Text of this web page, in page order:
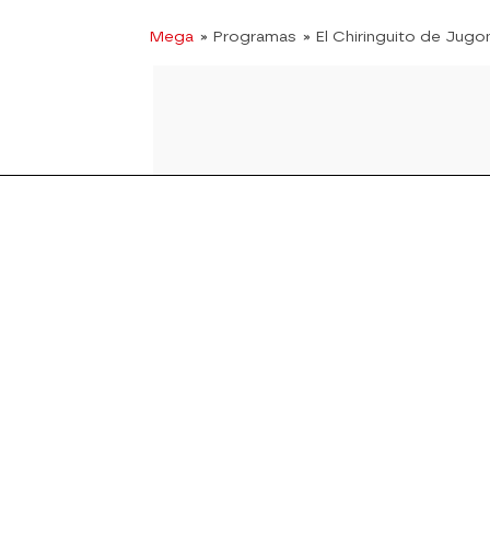
Mega » Programas » El Chiringuito de